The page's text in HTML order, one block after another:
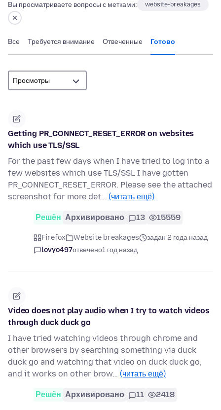
Вы просматриваете вопросы с метками: website-breakages
Все Требуется внимание Отвеченные Готово
Getting PR_CONNECT_RESET_ERROR on websites
which use TLS/SSL
For the past few days when I have tried to log into a
few websites which use TLS/SSL I have gotten
PR_CONNECT_RESET_ERROR. Please see the attached
screenshot for more det… (читать ещё)
Решён Архивировано 13 15559
Firefox Website breakages
задан 2 года назад
lovyo497отвечено1 год назад
Video does not play audio when I try to watch videos
through duck duck go
I have tried watching videos through chrome and
other browsers by searching something via duck
duck go and watching that video on duck duck go,
and it works on other brow… (читать ещё)
Решён Архивировано 11 2418